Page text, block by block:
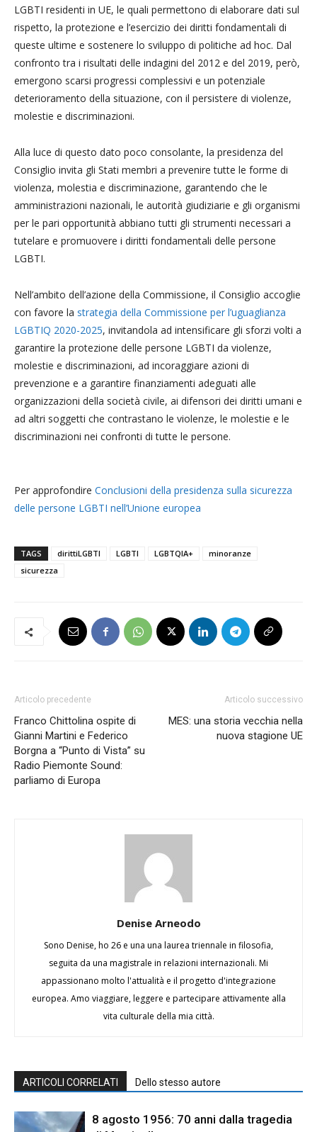
LGBTI residenti in UE, le quali permettono di elaborare dati sul
rispetto, la protezione e l’esercizio dei diritti fondamentali di
queste ultime e sostenere lo sviluppo di politiche ad hoc. Dal
confronto tra i risultati delle indagini del 2012 e del 2019, però,
emergono scarsi progressi complessivi e un potenziale
deterioramento della situazione, con il persistere di violenze,
molestie e discriminazioni.
Alla luce di questo dato poco consolante, la presidenza del
Consiglio invita gli Stati membri a prevenire tutte le forme di
violenza, molestia e discriminazione, garantendo che le
amministrazioni nazionali, le autorità giudiziarie e gli organismi
per le pari opportunità abbiano tutti gli strumenti necessari a
tutelare e promuovere i diritti fondamentali delle persone
LGBTI.
Nell’ambito dell’azione della Commissione, il Consiglio accoglie
con favore la strategia della Commissione per l’uguaglianza
LGBTIQ 2020-2025, invitandola ad intensificare gli sforzi volti a
garantire la protezione delle persone LGBTI da violenze,
molestie e discriminazioni, ad incoraggiare azioni di
prevenzione e a garantire finanziamenti adeguati alle
organizzazioni della società civile, ai difensori dei diritti umani e
ad altri soggetti che contrastano le violenze, le molestie e le
discriminazioni nei confronti di tutte le persone.
Per approfondire Conclusioni della presidenza sulla sicurezza
delle persone LGBTI nell’Unione europea
TAGS dirittiLGBTI LGBTI LGBTQIA+
minoranze
sicurezza
Articolo precedente
Franco Chittolina ospite di
Gianni Martini e Federico
Borgna a “Punto di Vista” su
Radio Piemonte Sound:
parliamo di Europa
Articolo successivo
MES: una storia vecchia nella
nuova stagione UE
Denise Arneodo
Sono Denise, ho 26 e una una laurea triennale in filosofia,
seguita da una magistrale in relazioni internazionali. Mi
appassionano molto l'attualità e il progetto d'integrazione
europea. Amo viaggiare, leggere e partecipare attivamente alla
vita culturale della mia città.
ARTICOLI CORRELATI Dello stesso autore
8 agosto 1956: 70 anni dalla tragedia